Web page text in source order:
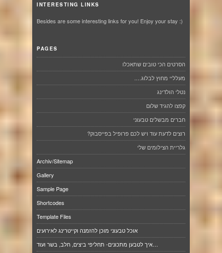
INTERESTING LINKS
Besides are some interesting links for you! Enjoy your stay :)
PAGES
הסרטים הכי טובים שתאכלו
מעלליי מחוץ לבלוג….
נטלי הולדינג
קפצו להגיד שלום
חברים מבשלים טבעוני
רוצים לדעת עוד ויש לכם פרופיל בפייסבוק?
גלריית הצילומים שלי
Archiv/Sitemap
Gallery
Sample Page
Shortcodes
Template Files
אוכל טבעוני מוכן להזמנה וקייטרינג לאירועים
איך לטבען מתכונים- תחליפי ביצים, חלב, בשר ועוד…